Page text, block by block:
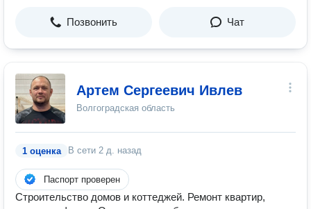
Позвонить Чат
Артем Сергеевич Ивлев
Волгоградская область
1 оценка В сети 2 д. назад
Паспорт проверен
Строительство домов и коттеджей. Ремонт квартир,